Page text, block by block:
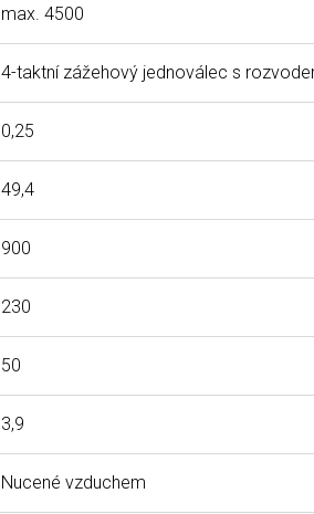
max. 4500
4-taktní zážehový jednoválec s
0,25
49,4
900
230
50
3,9
Nucené vzduchem